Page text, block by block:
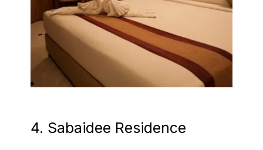
4. Sabaidee Residence